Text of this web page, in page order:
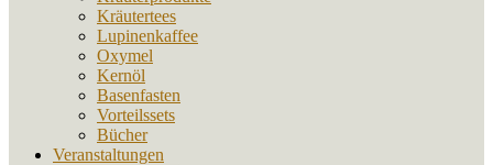
Kräutertees
Lupinenkaffee
Oxymel
Kernöl
Basenfasten
Vorteilssets
Bücher
Veranstaltungen